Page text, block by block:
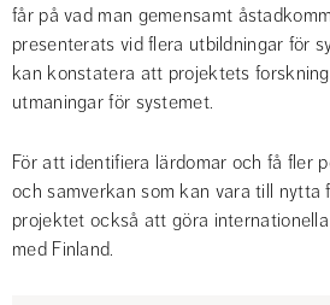
får på vad man gemensamt
presenterats vid flera utbildningar för
kan konstatera att projektets
utmaningar för systemet.
För att identifiera lärdomar och få fler
och samverkan som kan vara till nytta
projektet också att göra
med Finland.